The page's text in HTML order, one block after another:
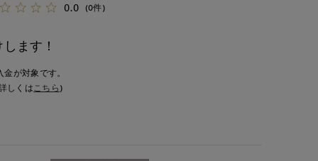
0.0 (0件)
ます！
が対象です。
しくはこちら )